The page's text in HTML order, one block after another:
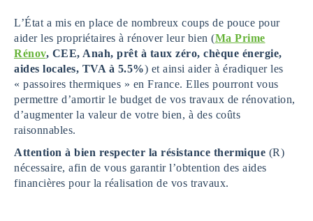
L’État a mis en place de nombreux coups de pouce pour
aider les propriétaires à rénover leur bien (Ma Prime
Rénov, CEE, Anah, prêt à taux zéro, chèque énergie,
aides locales, TVA à 5.5%) et ainsi aider à éradiquer les
« passoires thermiques » en France. Elles pourront vous
permettre d’amortir le budget de vos travaux de rénovation,
d’augmenter la valeur de votre bien, à des coûts
raisonnables.
Attention à bien respecter la résistance thermique (R)
nécessaire, afin de vous garantir l’obtention des aides
financières pour la réalisation de vos travaux.